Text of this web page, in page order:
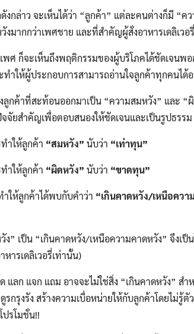
ล่าว จะเห็นได้ว่า “ลูกค้า” แต่ละคนต่างก็มี “คว
มากกว่าเพศชาย และที่สำคัญผู้สั่งอาหารเดลิเว
จะเห็นถึงพฤติกรรมของผู้บริโภคได้ชัดเจนพอส
ำให้ผู้ประกอบการสามารถอ่านใจลูกค้าทุกคนได้อ
ค้าที่สะท้อนออกมาเป็น “ความสมหวัง” และ “ผิ
จัยสำคัญเพื่อตอบสนองให้ชัดเจนและเป็นรูปธรร
ให้ลูกค้า “สมหวัง” นับว่า “เท่าทุน”
ให้ลูกค้า “ผิดหวัง” นับว่า “ขาดทุน”
ห้ลูกค้าได้พบกับคำว่า “เกินคาดหวัง/เหนือควา
เป็น “เกินคาดหวัง/เหนือความคาดหวัง” จึงเป็
ารเดลิเวอรี่เท่านั้น)
ก แจก แถม อาจจะไม่ใช่สิ่ง “เกินคาดหวัง” สำห
กรุงรัง สร้างความเบื่อหน่ายให้กับลูกค้าโดยไม่รู้
ปรโมชั่น!!